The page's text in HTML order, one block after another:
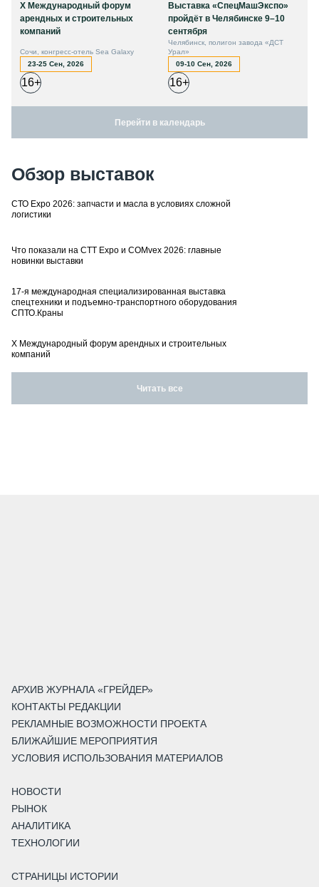
X Международный форум
арендных и строительных
компаний
Сочи, конгресс-отель Sea Galaxy
23-25 Сен, 2026
16+
Выставка «СпецМашЭкспо»
пройдёт в Челябинске 9–10
сентября
Челябинск, полигон завода «ДСТ
Урал»
09-10 Сен, 2026
16+
Перейти в календарь
Обзор выставок
СТО Expo 2026: запчасти и масла в условиях сложной
логистики
Что показали на CTT Expo и COMvex 2026: главные
новинки выставки
17-я международная специализированная выставка
спецтехники и подъемно-транспортного оборудования
СПТО.Краны
X Международный форум арендных и строительных
компаний
Читать все
АРХИВ ЖУРНАЛА «ГРЕЙДЕР»
КОНТАКТЫ РЕДАКЦИИ
РЕКЛАМНЫЕ ВОЗМОЖНОСТИ ПРОЕКТА
БЛИЖАЙШИЕ МЕРОПРИЯТИЯ
УСЛОВИЯ ИСПОЛЬЗОВАНИЯ МАТЕРИАЛОВ
НОВОСТИ
РЫНОК
АНАЛИТИКА
ТЕХНОЛОГИИ
СТРАНИЦЫ ИСТОРИИ